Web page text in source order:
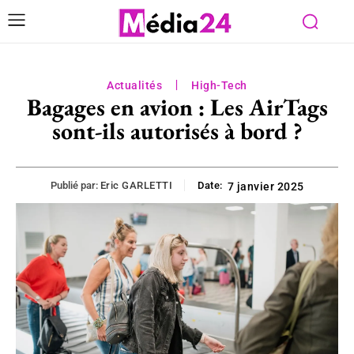
Actualités High-Tech
Bagages en avion : Les AirTags
sont-ils autorisés à bord ?
Publié par: Eric GARLETTI Date: 7 janvier 2025